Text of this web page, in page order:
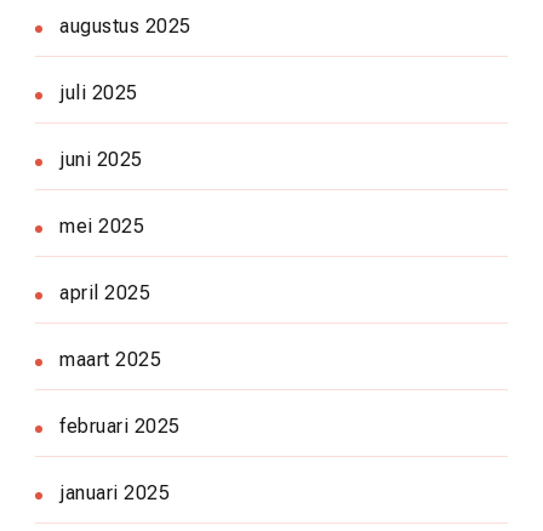
augustus 2025
juli 2025
juni 2025
mei 2025
april 2025
maart 2025
februari 2025
januari 2025